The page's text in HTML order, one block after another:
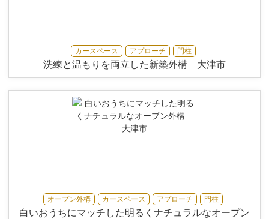
カースペース アプローチ 門柱
洗練と温もりを両立した新築外構 大津市
オープン外構 カースペース アプローチ 門柱
白いおうちにマッチした明るくナチュラルなオープン